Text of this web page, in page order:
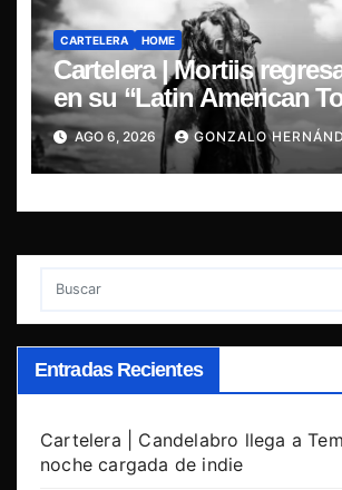
CARTELERA HOME
Cartelera | Mortiis
en su “Latin American
y exclusivo show en Sala
AGO 6, 2026 GONZALO
Entradas Recientes
Cartelera | Candelabro llega a
noche cargada de indie